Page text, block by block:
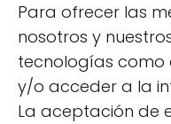
Para ofrecer las
nosotros y
tecnologías
y/o acceder a la
La aceptación de
También se
contengan
hialurónicoy
beneficiosos para